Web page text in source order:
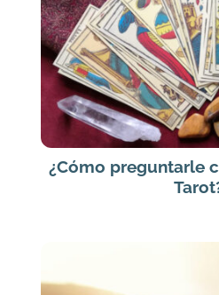
¿Cómo preguntarle